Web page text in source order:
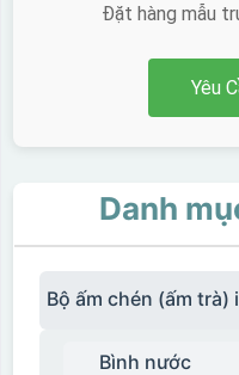
Đặt hàng mẫu
Yêu
Danh
Bộ ấm chén (ấm trà)
Bình nước